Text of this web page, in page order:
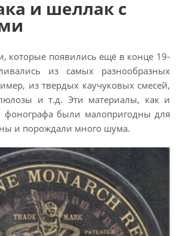
и шеллак с
которые появились ещё в конце 19-
из самых разнообразных
из твердых каучуковых смесей,
и т.д. Эти материалы, как и
фонографа были малопригодны для
и порождали много шума.